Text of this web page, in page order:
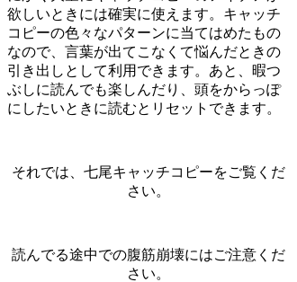
欲しいときには確実に使えます。キャッチ
コピーの色々なパターンに当てはめたもの
なので、言葉が出てこなくて悩んだときの
引き出しとして利用できます。あと、暇つ
ぶしに読んでも楽しんだり、頭をからっぽ
にしたいときに読むとリセットできます。
それでは、七尾キャッチコピーをご覧くだ
さい。
読んでる途中での腹筋崩壊にはご注意くだ
さい。